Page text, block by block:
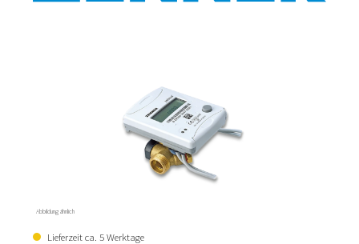
Abbildung ähnlich
Lieferzeit ca. 5 Werktage